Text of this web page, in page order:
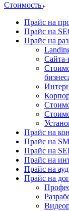
Стоимость
Прайс на
Прайс на
Прайс на
Cайта-
Прайс на
Прайс на
Прайс на
Прайс на
Прайс на
Прайс на